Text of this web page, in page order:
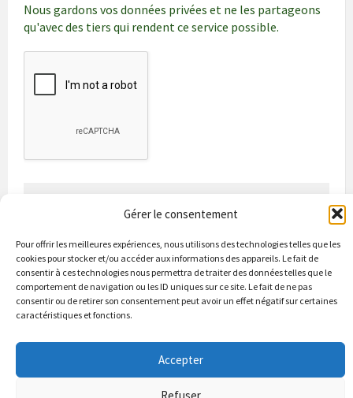
Gérer le consentement
Pour offrir les meilleures expériences, nous utilisons des technologies telles que les
cookies pour stocker et/ou accéder aux informations des appareils. Le fait de
consentir à ces technologies nous permettra de traiter des données telles que le
comportement de navigation ou les ID uniques sur ce site. Le fait de ne pas
consentir ou de retirer son consentement peut avoir un effet négatif sur certaines
caractéristiques et fonctions.
Accepter
Refuser
Nous gardons vos données privées et ne les partageons
qu'avec des tiers qui rendent ce service possible.
Bienvenue à Puycapel La municipalité
Actualités
Les Associations
Les bonnes adresses
Un peu d’histoire
Contacts & renseignements
© 2026 Site officiel de la commune de Puycapel dans le Cantal